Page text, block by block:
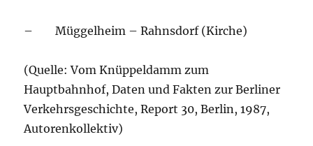
– Müggelheim – Rahnsdorf (Kirche)
(Quelle: Vom Knüppeldamm zum
Hauptbahnhof, Daten und Fakten zur Berliner
Verkehrsgeschichte, Report 30, Berlin, 1987,
Autorenkollektiv)